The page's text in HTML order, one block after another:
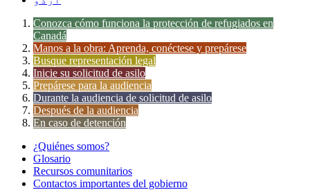
Conozca cómo funciona la protección de refugiados en
Canadá
Manos a la obra: Aprenda, conéctese y prepárese
Busque representación legal
Inicie su solicitud de asilo
Prepárese para la audiencia
Durante la audiencia de solicitud de asilo
Después de la audiencia
En caso de detención
¿Quiénes somos?
Glosario
Recursos comunitarios
Contactos importantes del gobierno